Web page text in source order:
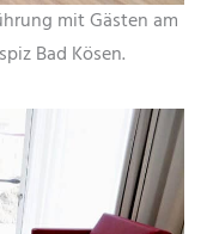
mit Gästen am
Bad Kösen.